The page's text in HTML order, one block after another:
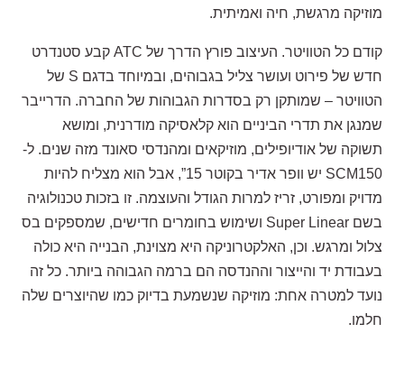
מוזיקה מרגשת, חיה ואמיתית.
קודם כל הטוויטר. העיצוב פורץ הדרך של ATC קבע סטנדרט
חדש של פירוט ועושר צליל בגבוהים, ובמיוחד בדגם S של
הטוויטר – שמותקן רק בסדרות הגבוהות של החברה. הדרייבר
שמנגן את תדרי הביניים הוא קלאסיקה מודרנית, ומושא
תשוקה של אודיופילים, מוזיקאים ומהנדסי סאונד מזה שנים. ל-
SCM150 יש וופר אדיר בקוטר 15”, אבל הוא מצליח להיות
מדויק ומפורט, זריז למרות הגודל והעוצמה. זו בזכות טכנולוגיה
בשם Super Linear ושימוש בחומרים חדישים, שמספקים בס
צלול ומרגש. וכן, האלקטרוניקה היא מצוינת, הבנייה היא כולה
בעבודת יד והייצור וההנדסה הם ברמה הגבוהה ביותר. כל זה
נועד למטרה אחת: מוזיקה שנשמעת בדיוק כמו שהיוצרים שלה
חלמו.